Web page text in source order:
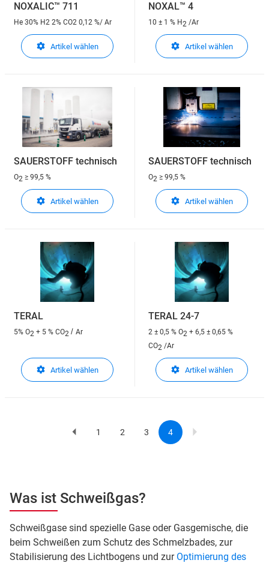
NOXALIC™ 711
He 30% H2 2% CO2 0,12 %/ Ar
Artikel wählen
NOXAL™ 4
10 ± 1 % H2 /Ar
Artikel wählen
SAUERSTOFF technisch
O2 ≥ 99,5 %
Artikel wählen
SAUERSTOFF technisch
O2 ≥ 99,5 %
Artikel wählen
TERAL
5% O2 + 5 % CO2 / Ar
Artikel wählen
TERAL 24-7
2 ± 0,5 % O2 + 6,5 ± 0,65 %
CO2 /Ar
Artikel wählen
Pagination
PreviousPage
1 Page
2 Page
3
Current
page
4
Was ist Schweißgas?
Schweißgase sind spezielle Gase oder Gasgemische, die
beim Schweißen zum Schutz des Schmelzbades, zur
Stabilisierung des Lichtbogens und zur Optimierung des